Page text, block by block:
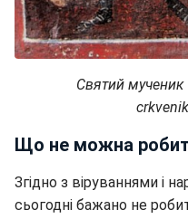
Святий мученик
Що не можна
Згідно з віруваннями і
сьогодні бажано не